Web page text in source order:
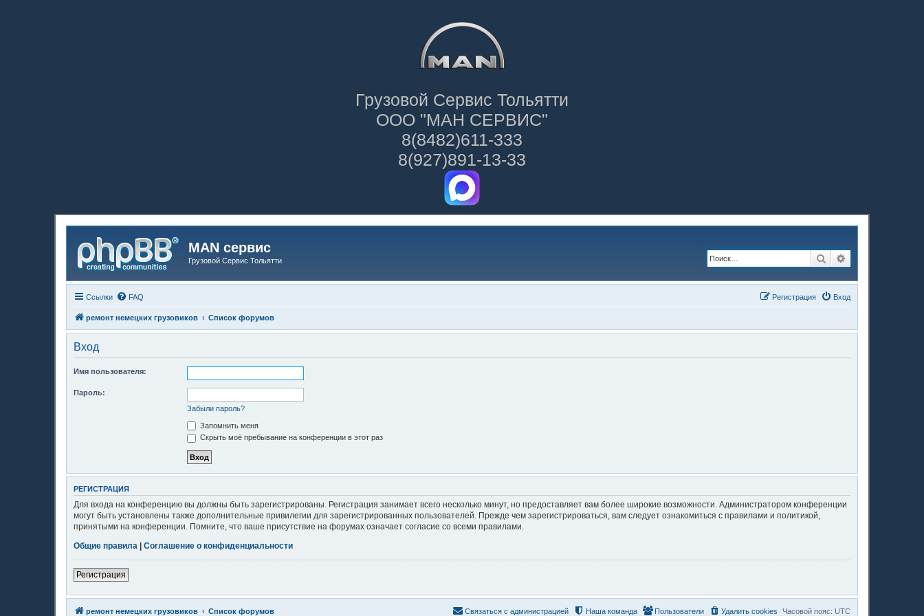
Грузовой Сервис Тольятти
ООО "МАН СЕРВИС"
8(8482)611-333
8(927)891-13-33
MAN сервис
Грузовой Сервис Тольятти Поиск
Ссылки FAQ Вход
Регистрация
ремонт немецких грузовиков Список форумов
Вход
Имя пользователя:
Пароль:
Забыли пароль?
Запомнить меня
Скрыть моё пребывание на конференции в этот раз
РЕГИСТРАЦИЯ
Для входа на конференцию вы должны быть зарегистрированы. Регистрация занимает всего несколько минут, но предоставляет вам более широкие возможности. Администратором конференции
могут быть установлены также дополнительные привилегии для зарегистрированных пользователей. Прежде чем зарегистрироваться, вам следует ознакомиться с правилами и политикой,
принятыми на конференции. Помните, что ваше присутствие на форумах означает согласие со всеми правилами.
Общие правила
Соглашение о конфиденциальности
Регистрация
ремонт немецких грузовиков Список форумов Часовой пояс: UTC
Удалить cookies
Пользователи
Наша команда
Связаться с администрацией